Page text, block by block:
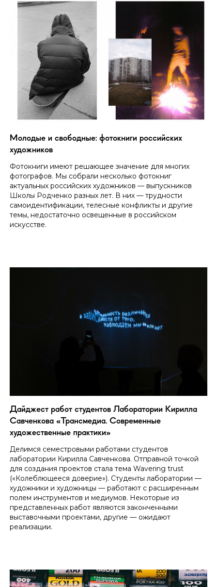
Молодые и свободные: фотокниги российских
художников
Фотокниги имеют решающее значение для многих
фотографов. Мы собрали несколько фотокниг
актуальных российских художников — выпускников
Школы Родченко разных лет. В них — трудности
самоидентификации, телесные конфликты и другие
темы, недостаточно освещенные в российском
искусстве.
Дайджест работ студентов Лаборатории Кирилла
Савченкова «Трансмедиа. Современные
художественные практики»
Делимся семестровыми работами студентов
лаборатории Кирилла Савченкова. Отправной точкой
для создания проектов стала тема Wavering trust
(«Колеблющееся доверие»). Студенты лаборатории —
художники и художницы — работают с расширенным
полем инструментов и медиумов. Некоторые из
представленных работ являются законченными
выставочными проектами, другие — ожидают
реализации.